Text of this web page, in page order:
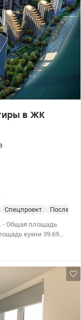
в ЖК
Спецпроект
После
- Общая площадь
кухни 39.69
зоны для
Valion.ua/1046802